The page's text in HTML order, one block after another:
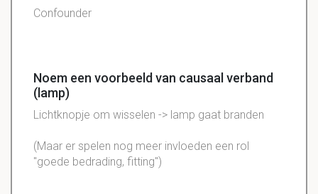
Confounder
Noem een voorbeeld van causaal verband
(lamp)
Lichtknopje om wisselen -> lamp gaat branden
(Maar er spelen nog meer invloeden een rol
"goede bedrading, fitting")